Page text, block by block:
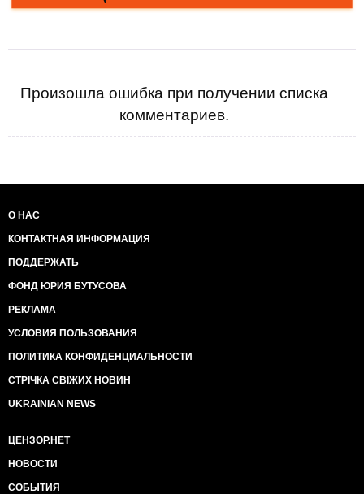
Произошла ошибка при получении списка
комментариев.
О НАС
КОНТАКТНАЯ ИНФОРМАЦИЯ
ПОДДЕРЖАТЬ
ФОНД ЮРИЯ БУТУСОВА
РЕКЛАМА
УСЛОВИЯ ПОЛЬЗОВАНИЯ
ПОЛИТИКА КОНФИДЕНЦИАЛЬНОСТИ
СТРІЧКА СВІЖИХ НОВИН
UKRAINIAN NEWS
ЦЕНЗОР.НЕТ
НОВОСТИ
СОБЫТИЯ